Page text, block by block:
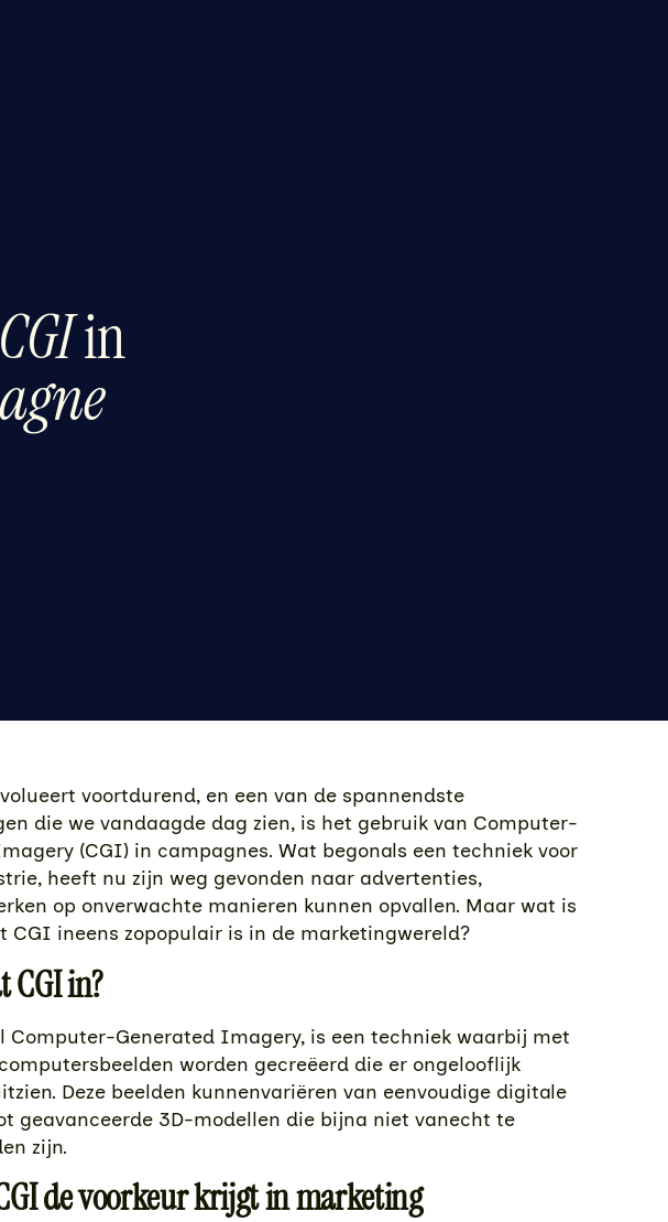
CGIin
voortdurend, en een van de spannendste
die we vandaagde dag zien, is het gebruik van Computer-
(CGI) in campagnes. Wat begonals een techniek voor
heeft nu zijn weg gevonden naar advertenties,
op onverwachte manieren kunnen opvallen. Maar wat is
CGI ineens zopopulair is in de marketingwereld?
CGI in?
Computer-Generated Imagery, is een techniek waarbij met
worden gecreëerd die er ongelooflijk
Deze beelden kunnenvariëren van eenvoudige digitale
geavanceerde 3D-modellen die bijna niet vanecht te
zijn.
de voorkeur krijgt in marketing